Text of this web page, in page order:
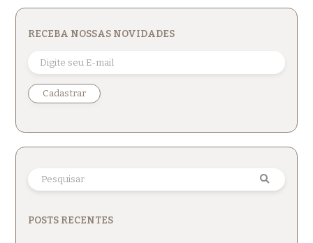
RECEBA NOSSAS NOVIDADES
POSTS RECENTES